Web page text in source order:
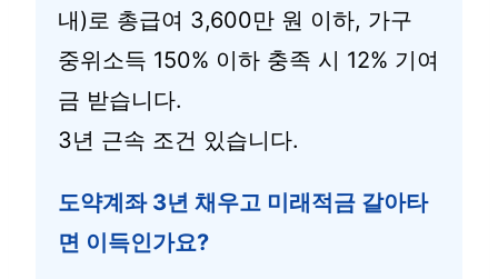
내)로 총급여 3,600만 원 이하, 가구
중위소득 150% 이하 충족 시 12% 기여
금 받습니다.
3년 근속 조건 있습니다.
도약계좌 3년 채우고 미래적금 갈아타
면 이득인가요?